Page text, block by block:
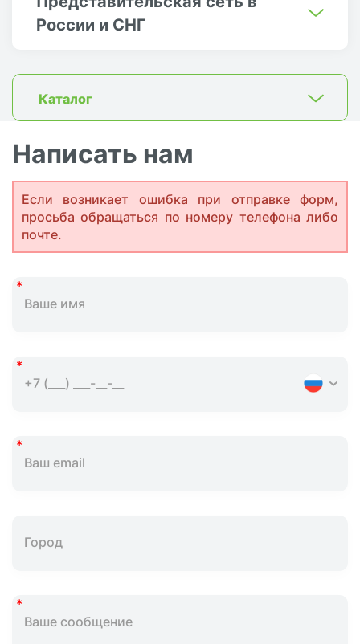
России и СНГ
Каталог
Написать нам
Если возникает ошибка при отправке форм,
просьба обращаться по номеру телефона либо
почте.